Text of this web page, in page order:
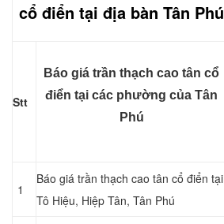
cổ điển tại địa bàn Tân Phú
Stt
Báo giá trần thạch cao tân cổ
điển tại các phường của Tân
Phú
1
Báo giá trần thạch cao tân cổ điển tại
Tô Hiệu, Hiệp Tân, Tân Phú